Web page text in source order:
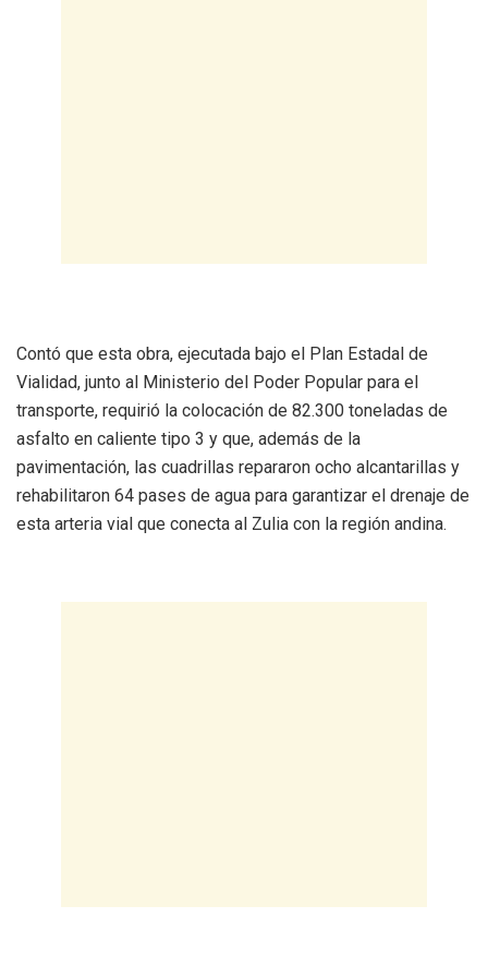
Contó que esta obra, ejecutada bajo el Plan Estadal de
Vialidad, junto al Ministerio del Poder Popular para el
transporte, requirió la colocación de 82.300 toneladas de
asfalto en caliente tipo 3 y que, además de la
pavimentación, las cuadrillas repararon ocho alcantarillas y
rehabilitaron 64 pases de agua para garantizar el drenaje de
esta arteria vial que conecta al Zulia con la región andina.